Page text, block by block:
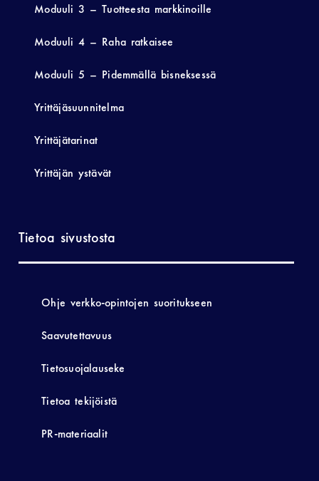
Moduuli 3 – Tuotteesta markkinoille
Moduuli 4 – Raha ratkaisee
Moduuli 5 – Pidemmällä bisneksessä
Yrittäjäsuunnitelma
Yrittäjätarinat
Yrittäjän ystävät
Tietoa sivustosta
Ohje verkko-opintojen suoritukseen
Saavutettavuus
Tietosuojalauseke
Tietoa tekijöistä
PR-materiaalit